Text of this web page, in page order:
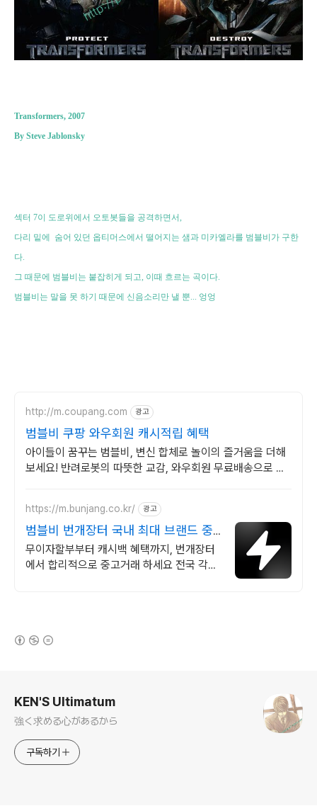
Transformers, 2007
By Steve Jablonsky
섹터 7이 도로위에서 오토봇들을 공격하면서,
다리 밑에 숨어 있던 옵티머스에서 떨어지는 샘과 미카엘라를 범블비가 구한
다.
그 때문에 범블비는 붙잡히게 되고, 이때 흐르는 곡이다.
범블비는 말을 못 하기 때문에 신음소리만 낼 뿐... 엉엉
http://m.coupang.com 광고
범블비 쿠팡 와우회원 캐시적립 혜택
아이들이 꿈꾸는 범블비, 변신 합체로 놀이의 즐거움을 더해
보세요! 반려로봇의 따뜻한 교감, 와우회원 무료배송으로 아
https://m.bunjang.co.kr/ 광고
범블비 번개장터 국내 최대 브랜드 중
고거래
무이자할부부터 캐시백 혜택까지, 번개장터
에서 합리적으로 중고거래 하세요 전국 각지
KEN'S Ultimatum
強く求める心があるから
구독하기